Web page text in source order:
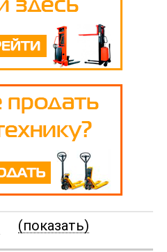
(показать)